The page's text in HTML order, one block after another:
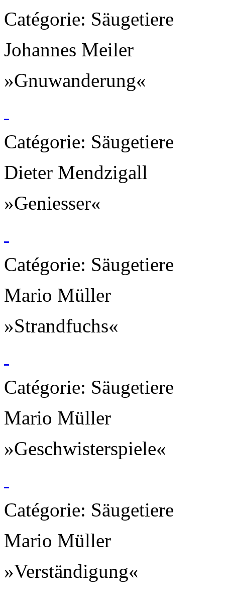
Catégorie: Säugetiere
Johannes Meiler
»Gnuwanderung«
Catégorie: Säugetiere
Dieter Mendzigall
»Geniesser«
Catégorie: Säugetiere
Mario Müller
»Strandfuchs«
Catégorie: Säugetiere
Mario Müller
»Geschwisterspiele«
Catégorie: Säugetiere
Mario Müller
»Verständigung«